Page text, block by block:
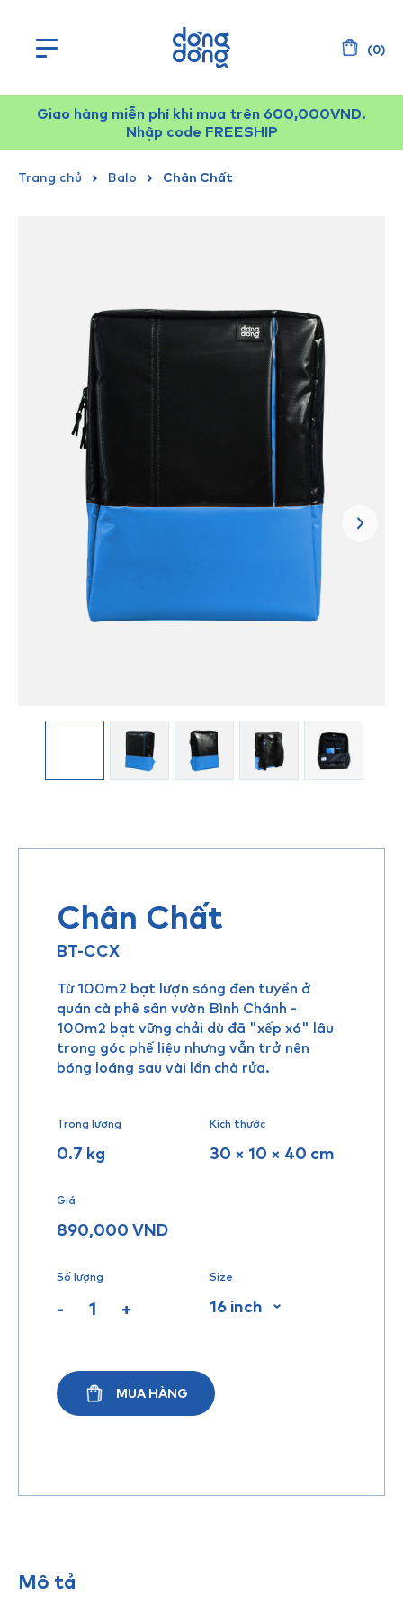
(0)
Giao hàng miễn phí khi mua trên 600,000VND.
Nhập code FREESHIP
Trang chủ Balo Chân Chất
Chân Chất
BT-CCX
Từ 100m2 bạt lượn sóng đen tuyền ở
quán cà phê sân vườn Bình Chánh -
100m2 bạt vững chải dù đã "xếp xó" lâu
trong góc phế liệu nhưng vẫn trở nên
bóng loáng sau vài lần chà rửa.
Trọng lượng
0.7 kg
Kích thước
30 × 10 × 40 cm
Giá
890,000 VND
Số lượng
- +
Size
16 inch
MUA HÀNG
Mô tả